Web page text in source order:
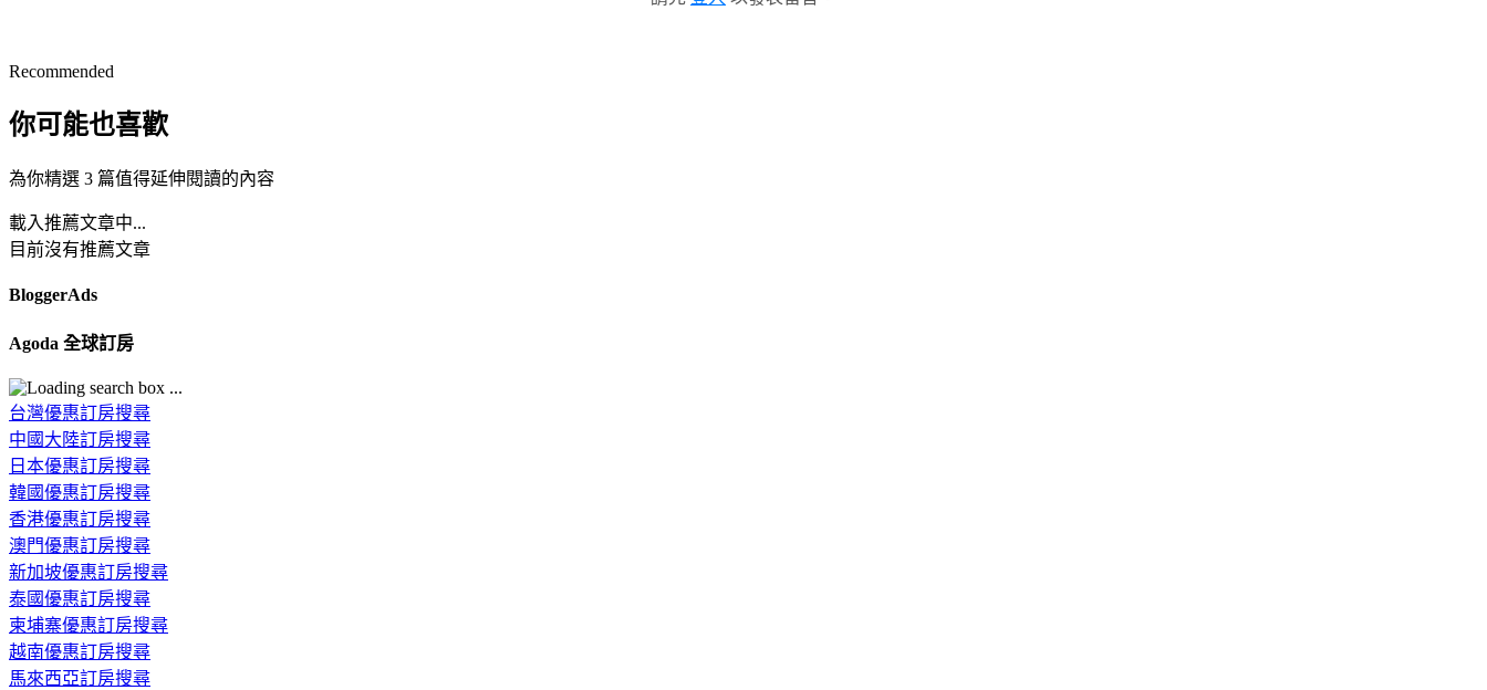
Recommended
你可能也喜歡
為你精選 3 篇值得延伸閱讀的內容
載入推薦文章中...
目前沒有推薦文章
BloggerAds
Agoda 全球訂房
台灣優惠訂房搜尋
中國大陸訂房搜尋
日本優惠訂房搜尋
韓國優惠訂房搜尋
香港優惠訂房搜尋
澳門優惠訂房搜尋
新加坡優惠訂房搜尋
泰國優惠訂房搜尋
柬埔寨優惠訂房搜尋
越南優惠訂房搜尋
馬來西亞訂房搜尋